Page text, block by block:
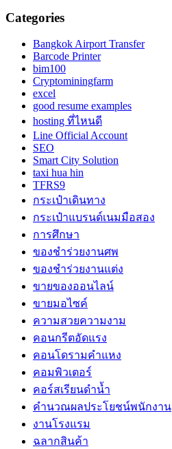
Categories
Bangkok Airport Transfer
Barcode Printer
bim100
Cryptominingfarm
excel
good resume examples
hosting ที่ไหนดี
Line Official Account
SEO
Smart City Solution
taxi hua hin
TFRS9
กระเป๋าเดินทาง
กระเป๋าแบรนด์เนมมือสอง
การศึกษา
ของชำร่วยงานศพ
ของชำร่วยงานแต่ง
ขายของออนไลน์
ขายมอไซค์
ความสวยความงาม
คอนกรีตอัดแรง
คอนโดรามคำแหง
คอมพิวเตอร์
คอร์สเรียนดำน้ำ
คำนวณผลประโยชน์พนักงาน
งานโรงแรม
ฉลากสินค้า